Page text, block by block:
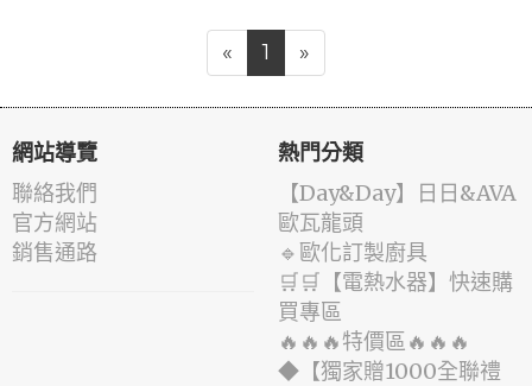
« 1 »
網站導覽
聯絡我們
官方網站
銷售通路
熱門分類
️【Day&Day】️日日&AVA
歐瓦龍頭
🔹歐化訂製廚具
🛒🛒【電熱水器】快速購
買專區
🔥🔥🔥特價區🔥🔥🔥
◆【獨家贈1000全聯禮